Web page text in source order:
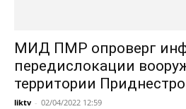
МИД ПМР опроверг
передислокации
территории
liktv - 02/04/2022 12:59